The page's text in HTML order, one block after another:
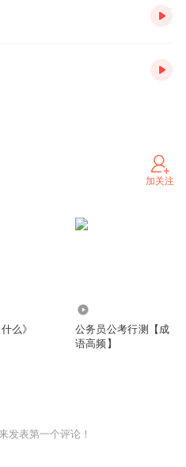
加关注
么》
公务员公考行测【成
语高频】
发表第一个评论！